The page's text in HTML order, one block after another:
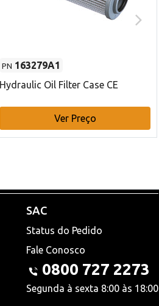
PN 163279A1
Hydraulic Oil Filter Case CE
Ver Preço
SAC
Status do Pedido
Fale Conosco
0800 727 2273
Segunda à sexta 8:00 às 18:00